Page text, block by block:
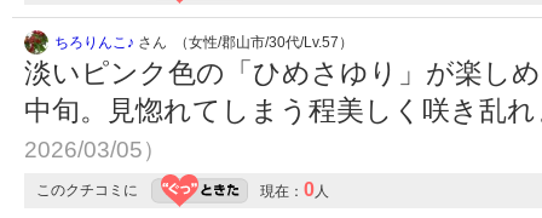
ちろりんこ♪ さん （女性/郡山市/30代/Lv.57）
淡いピンク色の「ひめさゆり」が楽し
中旬。見惚れてしまう程美しく咲き乱
2026/03/05）
このクチコミに 現在： 0 人